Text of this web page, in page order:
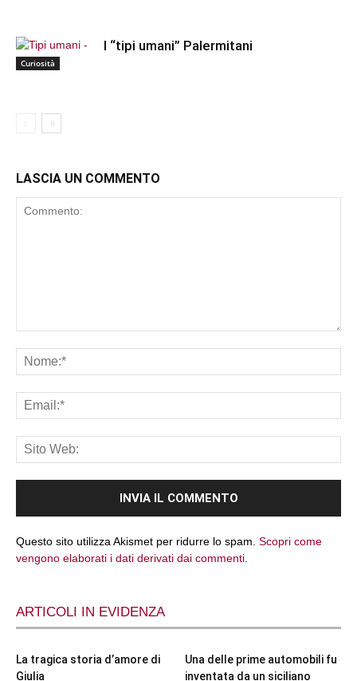
Curiosità
I “tipi umani” Palermitani
LASCIA UN COMMENTO
Questo sito utilizza Akismet per ridurre lo spam. Scopri come
vengono elaborati i dati derivati dai commenti
ARTICOLI IN EVIDENZA
La tragica storia d’amore di
Giulia
Una delle prime automobili fu
inventata da un siciliano